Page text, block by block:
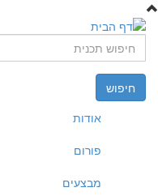
דילוג לתוכן העיקרי
חיפוש
אודות
פורום
מבצעים